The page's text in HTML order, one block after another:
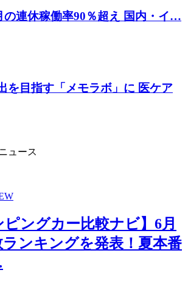
の連休稼働率90％超え 国内・イ…
を目指す「メモラボ」に 医ケア
ュース
ピングカー比較ナビ】6月
ランキングを発表！夏本番